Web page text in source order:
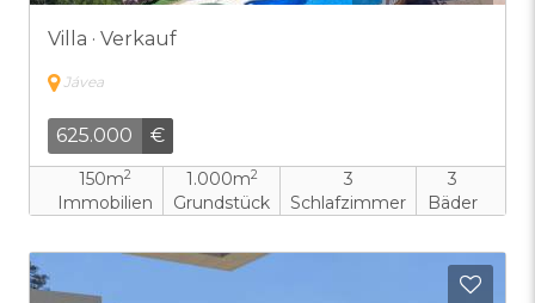
Villa · Verkauf
Jávea
625.000 €
150m2
Immobilien
1.000m2
Grundstück
3
Schlafzimmer
3
Bäder
Zu